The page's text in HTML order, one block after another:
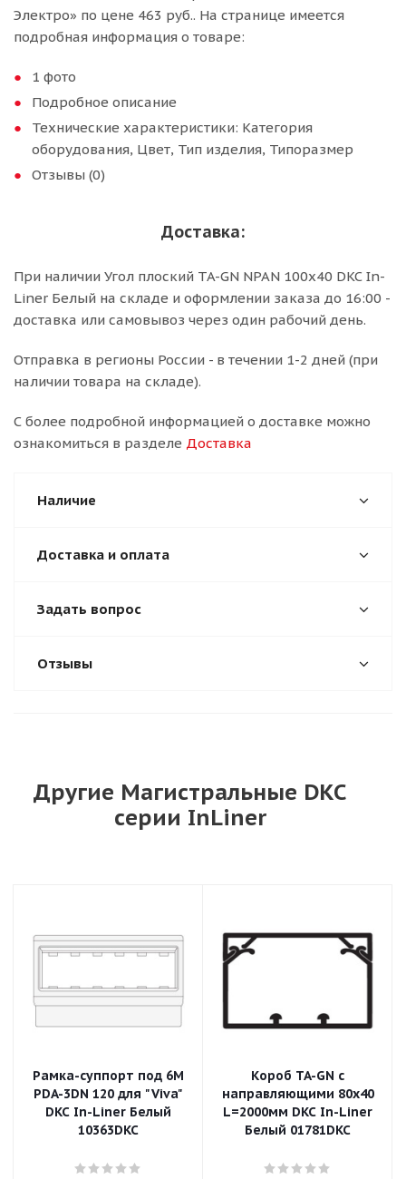
Электро» по цене 463 руб.. На странице имеется
подробная информация о товаре:
1 фото
Подробное описание
Технические характеристики: Категория
оборудования, Цвет, Тип изделия, Типоразмер
Отзывы (0)
Доставка:
При наличии Угол плоский TA-GN NPAN 100x40 DKC In-
Liner Белый на складе и оформлении заказа до 16:00 -
доставка или самовывоз через один рабочий день.
Отправка в регионы России - в течении 1-2 дней (при
наличии товара на складе).
С более подробной информацией о доставке можно
ознакомиться в разделе Доставка
Наличие
Доставка и оплата
Задать вопрос
Отзывы
Другие Магистральные DKC
серии InLiner
Рамка-суппорт под 6М
PDA-3DN 120 для "Viva"
DKC In-Liner Белый
10363DKC
Короб TA-GN с
направляющими 80x40
L=2000мм DKC In-Liner
Белый 01781DKC